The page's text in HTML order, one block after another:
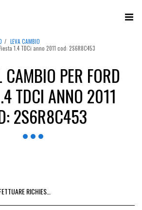
LEVA CAMBIO
1.4 TDCi anno 2011 cod: 2S6R8C453
CAMBIO PER FORD
TDCI ANNO 2011
2S6R8C453
RESO ENTRO 14 GIORNI DALL&#039;ACQUISTO DEL RICAMBIO, IL RIMBORSO VIENE EMESSO ALLA CONSEGNA DEL RICAMBIO IN SEDE.